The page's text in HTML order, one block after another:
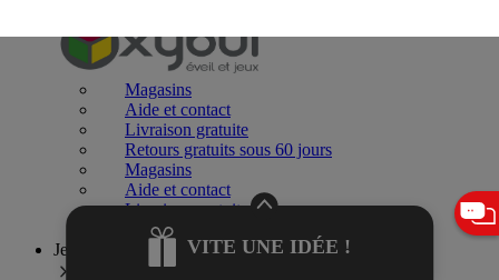
Magasins
Aide et contact
Livraison gratuite
Retours gratuits sous 60 jours
Magasins
Aide et contact
Livraison gratuite
Retours gratuits sous 60 jours
Jeux 2-4 ans
VITE UNE IDÉE !